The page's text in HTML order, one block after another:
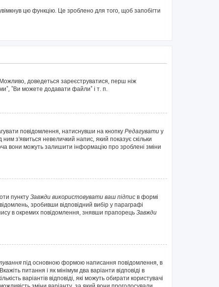
цю функцію. Це зроблено для того, щоб запобігти
доведеться зареєструватися, перш ніж
"Ви можете додавати файли" і т. п.
повідомлення, натиснувши на кнопку Редагувати у
з'явиться невеличкий напис, який показує скільки
вони можуть залишити інформацію про зроблені зміни
пункту Завжди використовувати ваш підпис в формі
зробивши відповідний вибір у параграфі
в окремих повідомлення, знявши прапорець Завжди
під основною формою написання повідомлення, в
питання і як мінімум два варіанти відповіді в
варіантів відповіді, які можуть обирати користувачі